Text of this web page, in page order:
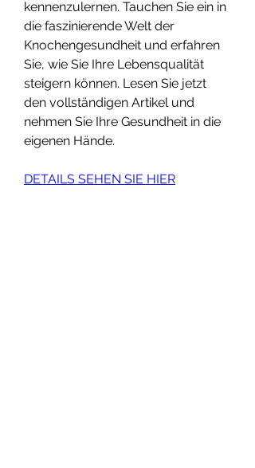
kennenzulernen. Tauchen Sie ein in
die faszinierende Welt der
Knochengesundheit und erfahren
Sie, wie Sie Ihre Lebensqualität
steigern können. Lesen Sie jetzt
den vollständigen Artikel und
nehmen Sie Ihre Gesundheit in die
eigenen Hände.
DETAILS SEHEN SIE HIER